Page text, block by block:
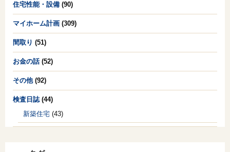
住宅性能・設備 (90)
マイホーム計画 (309)
間取り (51)
お金の話(52)
その他(92)
検査日誌(44)
新築住宅 (43)